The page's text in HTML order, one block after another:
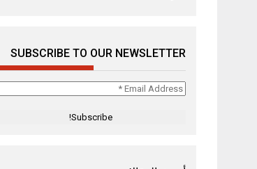
SUBSCRIBE TO OUR NEWSLETTER
Email